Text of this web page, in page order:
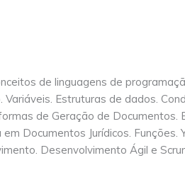
de linguagens de
Estruturas de dados.
de Geração de Documentos.
Documentos Jurídicos. Funções.
Desenvolvimento Ágil e